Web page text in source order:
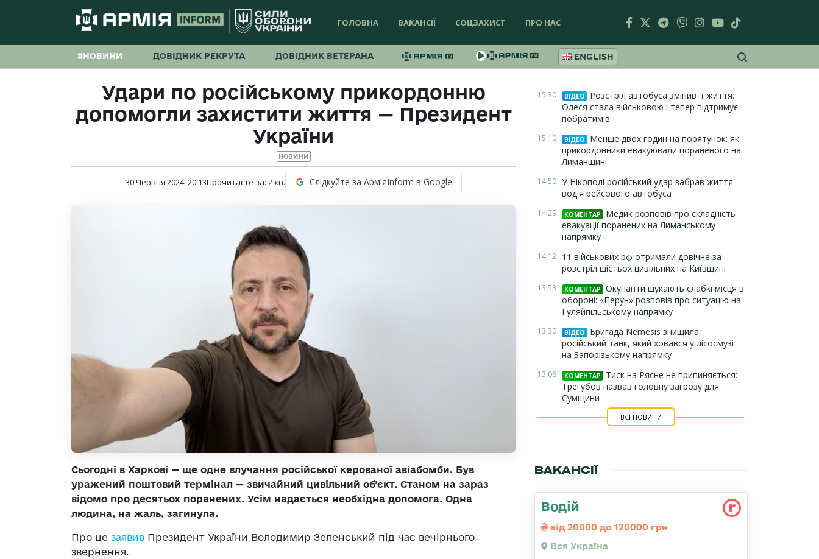
ГОЛОВНА ВАКАНСІЇ СОЦЗАХИСТ ПРО НАС
#НОВИНИ ДОВІДНИК РЕКРУТА ДОВІДНИК ВЕТЕРАНА ENGLISH
Удари по російському прикордонню
допомогли захистити життя — Президент
України
НОВИНИ
30 Червня 2024, 20:13Прочитаєте за: 2хв. Слідкуйте за АрміяInform в Google
Сьогодні в Харкові — ще одне влучання російської керованої авіабомби. Був
уражений поштовий термінал — звичайний цивільний об’єкт. Станом на зараз
відомо про десятьох поранених. Усім надається необхідна допомога. Одна
людина, на жаль, загинула.
Про це заявив Президент України Володимир Зеленський під час вечірнього
звернення.
15:30 ВІДЕО
Розстріл автобуса змінив її життя:
Олеся стала військовою і тепер підтримує
побратимів
15:10 ВІДЕО
Менше двох годин на порятунок: як
прикордонники евакуювали пораненого на
Лиманщині
14:50 У Нікополі російський удар забрав життя
водія рейсового автобуса
14:29 КОМЕНТАР
Медик розповів про складність
евакуації поранених на Лиманському
напрямку
14:12 11 військових рф отримали довічне за
розстріл шістьох цивільних на Київщині
13:53 КОМЕНТАР
Окупанти шукають слабкі місця в
обороні: «Перун» розповів про ситуацію на
Гуляйпільському напрямку
13:30 ВІДЕО
Бригада Nemesis знищила
російський танк, який ховався у лісосмузі
на Запорізькому напрямку
13:08 КОМЕНТАР
Тиск на Рясне не припиняється:
Трегубов назвав головну загрозу для
Сумщини
ВСІ НОВИНИ
ВАКАНСІЇ
Водій
від 20000 до 120000 грн
Вся Україна